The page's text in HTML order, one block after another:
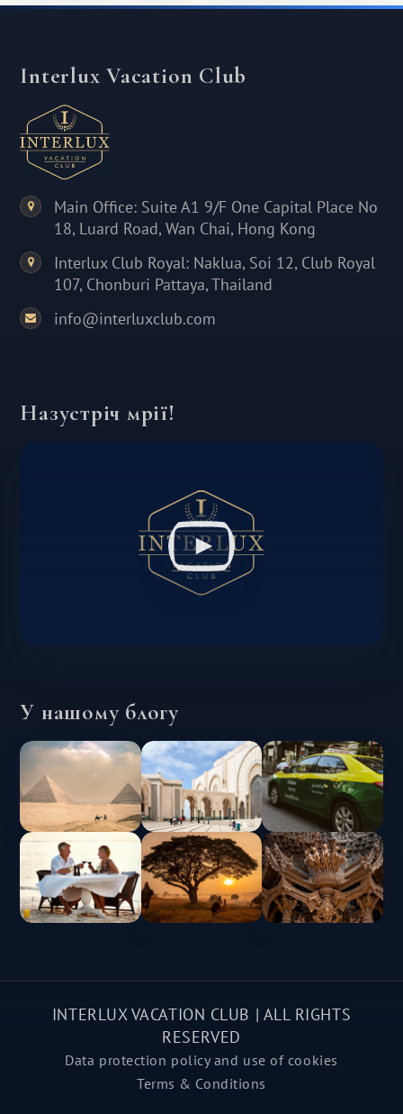
Interlux Vacation Club
Main Office: Suite A1 9/F One Capital Place No
18, Luard Road, Wan Chai, Hong Kong
Interlux Club Royal: Naklua, Soi 12, Club Royal
107, Chonburi Pattaya, Thailand
info@interluxclub.com
Назустріч мрії!
У нашому блогу
INTERLUX VACATION CLUB | ALL RIGHTS
RESERVED
Data protection policy and use of cookies
Terms & Conditions